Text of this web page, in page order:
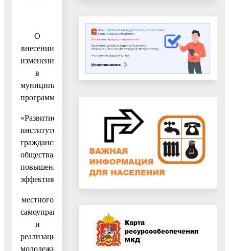
О
внесении
изменений
в
муниципальную
программу
«Развитие
институтов
гражданского
общества,
повышение
эффективности
местного
самоуправления
и
реализации
молодежной